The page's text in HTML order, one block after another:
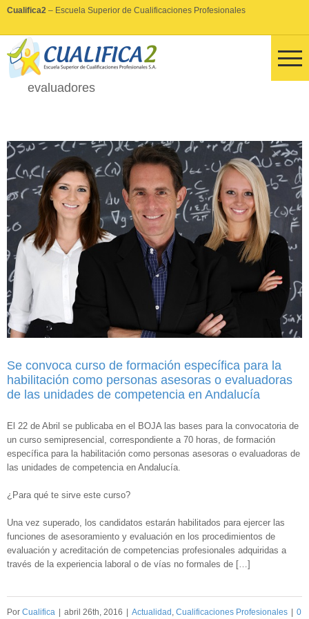
Cualifica2 – Escuela Superior de Cualificaciones Profesionales
evaluadores
Se convoca curso de formación específica para la
habilitación como personas asesoras o evaluadoras
de las unidades de competencia en Andalucía
El 22 de Abril se publicaba en el BOJA las bases para la convocatoria de
un curso semipresencial, correspondiente a 70 horas, de formación
específica para la habilitación como personas asesoras o evaluadoras de
las unidades de competencia en Andalucía.
¿Para qué te sirve este curso?
Una vez superado, los candidatos estarán habilitados para ejercer las
funciones de asesoramiento y evaluación en los procedimientos de
evaluación y acreditación de competencias profesionales adquiridas a
través de la experiencia laboral o de vías no formales de […]
Por Cualifica abril 26th, 2016 Actualidad , Cualificaciones Profesionales 0